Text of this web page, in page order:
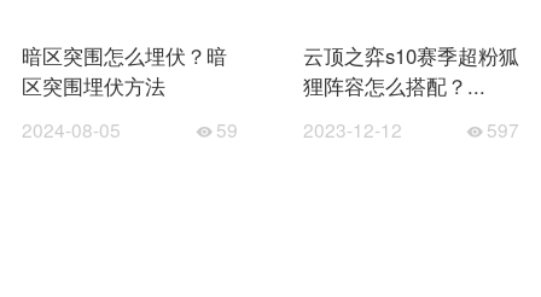
暗区突围怎么埋伏？暗
区突围埋伏方法
2024-08-05 59
云顶之弈s10赛季超粉狐
狸阵容怎么搭配？...
2023-12-12 597